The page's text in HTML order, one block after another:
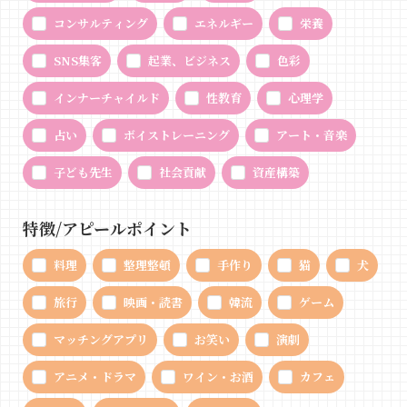
コンサルティング エネルギー 栄養
SNS集客 起業、ビジネス 色彩
インナーチャイルド 性教育 心理学
占い ボイストレーニング アート・音楽
子ども先生 社会貢献 資産構築
特徴/アピールポイント
料理 整理整頓 手作り 猫 犬
旅行 映画・読書 韓流 ゲーム
マッチングアプリ お笑い 演劇
アニメ・ドラマ ワイン・お酒 カフェ